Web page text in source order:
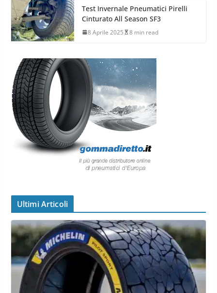
Test Invernale Pneumatici Pirelli
Cinturato All Season SF3
8 Aprile 2025 8 min read
Ultimi Articoli